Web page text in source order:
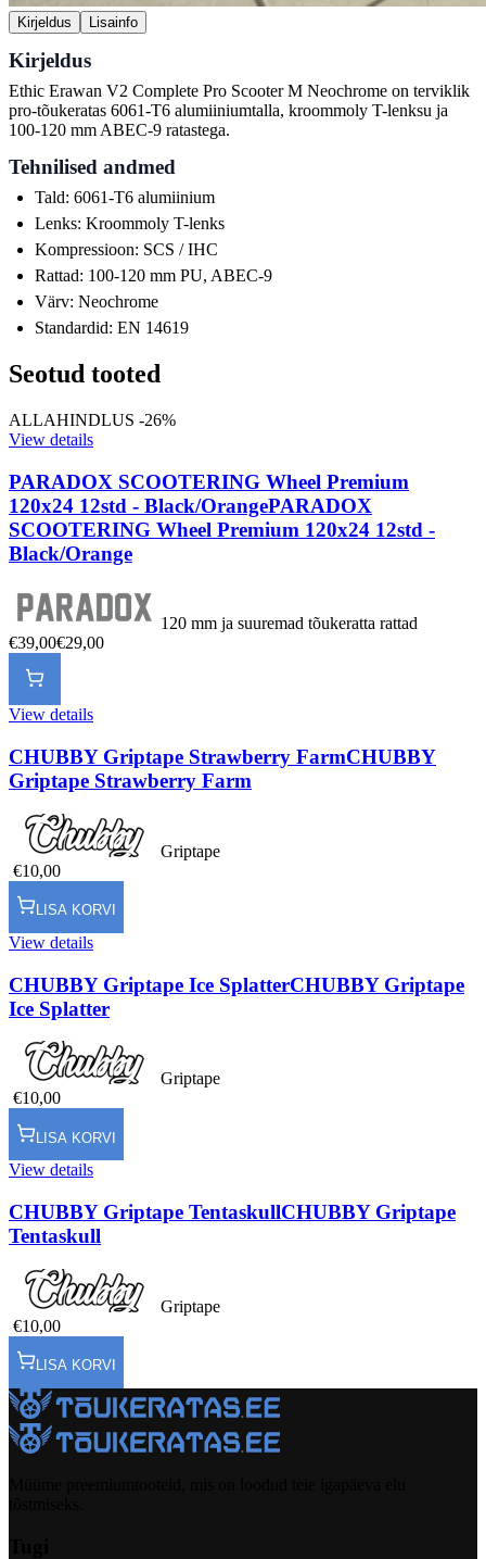
Kirjeldus Lisainfo
Kirjeldus
Ethic Erawan V2 Complete Pro Scooter M Neochrome on terviklik
pro-tõukeratas 6061-T6 alumiiniumtalla, kroommoly T-lenksu ja
100-120 mm ABEC-9 ratastega.
Tehnilised andmed
Tald: 6061-T6 alumiinium
Lenks: Kroommoly T-lenks
Kompressioon: SCS / IHC
Rattad: 100-120 mm PU, ABEC-9
Värv: Neochrome
Standardid: EN 14619
Seotud tooted
ALLAHINDLUS -26%
View details
PARADOX SCOOTERING Wheel Premium
120x24 12std - Black/OrangePARADOX
SCOOTERING Wheel Premium 120x24 12std -
Black/Orange
120 mm ja suuremad tõukeratta rattad
€39,00€29,00
View details
CHUBBY Griptape Strawberry FarmCHUBBY
Griptape Strawberry Farm
Griptape
€10,00
LISA KORVI
View details
CHUBBY Griptape Ice SplatterCHUBBY Griptape
Ice Splatter
Griptape
€10,00
LISA KORVI
View details
CHUBBY Griptape TentaskullCHUBBY Griptape
Tentaskull
Griptape
€10,00
LISA KORVI